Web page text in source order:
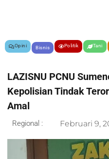
Opini Bisnis Politik Tani
LAZISNU PCNU
Kepolisian Tindak
Amal
Regional : Februari 9,